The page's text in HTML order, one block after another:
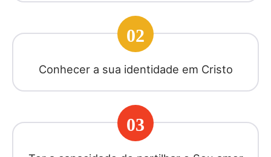
02
Conhecer a sua identidade em Cristo
03